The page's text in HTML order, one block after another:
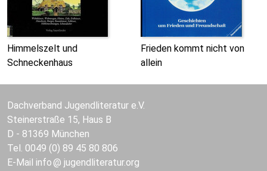
Himmelszelt und
Schneckenhaus
Frieden kommt nicht von
allein
Dachverband Jugendliteratur e.V.
Steinerstraße 15, Haus B
D - 81369 München
Tel. 0049 (0) 89 45 80 806
E-Mail info jugendliteratur.org